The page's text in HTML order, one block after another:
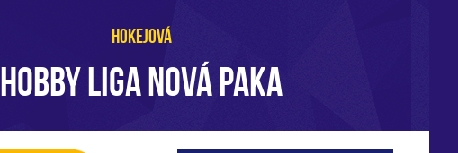
HOKEJOVÁ
HOBBY LIGA NOVÁ PAKA